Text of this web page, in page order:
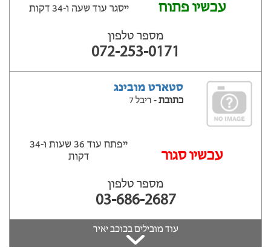
עכשיו פתוח ייסגר עוד שעה ‫ו-34 דקות
מספר טלפון
072-253-0171
סטארט מובינג
כתובת- ריבל 7
עכשיו סגור
ייפתח עוד 36 שעות ‫ו-34
דקות
מספר טלפון
03-686-2687
עוד מובילים בכוכב יאיר